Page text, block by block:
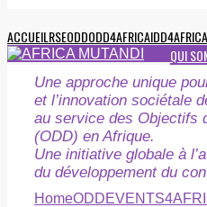
ACCUEILRSEODDODD4AFRICAIDD4AFRICA
QUI
Une approche unique
et l’innovation sociétale
au service des Objectifs
(ODD) en Afrique.
Une initiative globale à
du développement du
HomeODD